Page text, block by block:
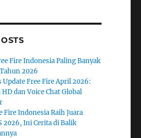
Fire Indonesia Paling Banyak
2026
Update Free Fire April 2026:
dan Voice Chat Global
Fire Indonesia Raih Juara
2026, Ini Cerita di Balik